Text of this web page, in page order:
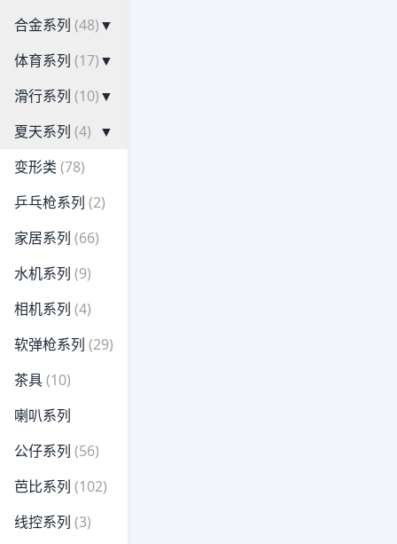
合金系列 (48)▼
体育系列 (17)▼
滑行系列 (10)▼
夏天系列 (4) ▼
变形类 (78)
乒乓枪系列 (2)
家居系列 (66)
水机系列 (9)
相机系列 (4)
软弹枪系列 (29)
茶具(10)
喇叭系列
公仔系列 (56)
芭比系列 (102)
线控系列 (3)